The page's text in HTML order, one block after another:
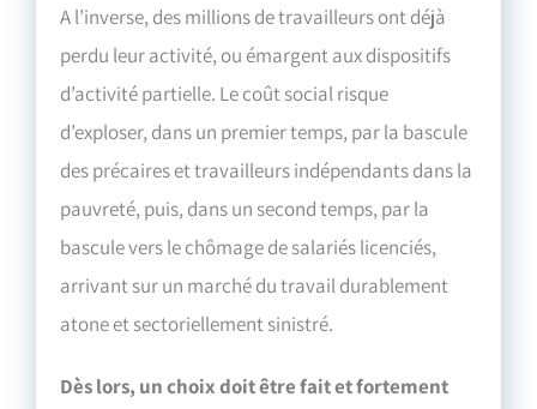
A l’inverse, des millions de travailleurs ont déjà
perdu leur activité, ou émargent aux dispositifs
d’activité partielle. Le coût social risque
d’exploser, dans un premier temps, par la bascule
des précaires et travailleurs indépendants dans la
pauvreté, puis, dans un second temps, par la
bascule vers le chômage de salariés licenciés,
arrivant sur un marché du travail durablement
atone et sectoriellement sinistré.
Dès lors, un choix doit être fait et fortement